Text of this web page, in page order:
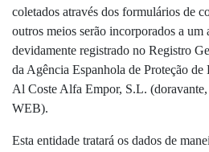
coletados através dos formulários de
outros meios serão incorporados a um
devidamente registrado no Registro
da Agência Espanhola de Proteção de
Al Coste Alfa Empor, S.L.
WEB).
Esta entidade tratará os dados de